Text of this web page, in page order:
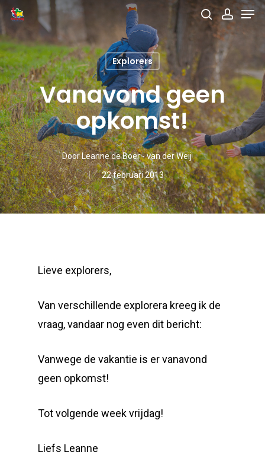
Skip
to
main
content
search
Explorers
Vanavond geen
opkomst!
DoorLeanne de Boer - van der Weij
22 februari 2013
Lieve explorers,
Van verschillende explorera kreeg ik de
vraag, vandaar nog even dit bericht:
Vanwege de vakantie is er vanavond
geen opkomst!
Tot volgende week vrijdag!
Liefs Leanne